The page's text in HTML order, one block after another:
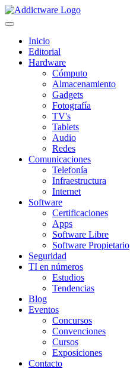
Inicio
Editorial
Hardware
Cómputo
Almacenamiento
Gadgets
Fotografía
TV's
Tablets
Audio
Redes
Comunicaciones
Telefonía
Infraestructura
Internet
Software
Certificaciones
Apps
Software Libre
Software Propietario
Seguridad
TI en números
Estudios
Tendencias
Blog
Eventos
Concursos
Convenciones
Cursos
Exposiciones
Contacto